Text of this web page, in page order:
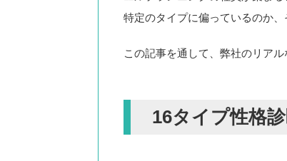
特定のタイプに偏っているのか
この記事を通して、弊社のリア
16タイプ性格